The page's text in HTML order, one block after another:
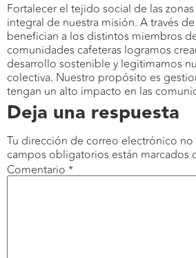
Fortalecer el tejido social de las
integral de nuestra misión. A través
benefician a los distintos miembros
comunidades cafeteras logramos
desarrollo sostenible y legitimamos
colectiva. Nuestro propósito es
tengan un alto impacto en las
Deja una respuesta
Tu dirección de correo electrónico no
campos obligatorios están marcados
Comentario *